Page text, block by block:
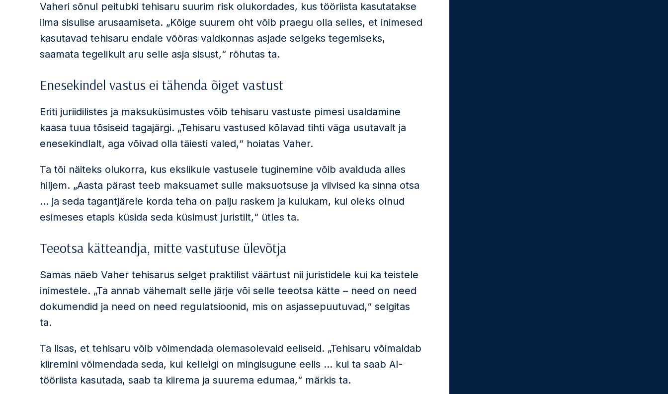
Vaheri sõnul peitubki tehisaru suurim risk olukordades, kus tööriista kasutatakse
ilma sisulise arusaamiseta. „Kõige suurem oht võib praegu olla selles, et inimesed
kasutavad tehisaru endale võõras valdkonnas asjade selgeks tegemiseks,
saamata tegelikult aru selle asja sisust,“ rõhutas ta.
Enesekindel vastus ei tähenda õiget vastust
Eriti juriidilistes ja maksuküsimustes võib tehisaru vastuste pimesi usaldamine
kaasa tuua tõsiseid tagajärgi. „Tehisaru vastused kõlavad tihti väga usutavalt ja
enesekindlalt, aga võivad olla täiesti valed,“ hoiatas Vaher.
Ta tõi näiteks olukorra, kus ekslikule vastusele tuginemine võib avalduda alles
hiljem. „Aasta pärast teeb maksuamet sulle maksuotsuse ja viivised ka sinna otsa
… ja seda tagantjärele korda teha on palju raskem ja kulukam, kui oleks olnud
esimeses etapis küsida seda küsimust juristilt,“ ütles ta.
Teeotsa kätteandja, mitte vastutuse ülevõtja
Samas näeb Vaher tehisarus selget praktilist väärtust nii juristidele kui ka teistele
inimestele. „Ta annab vähemalt selle järje või selle teeotsa kätte – need on need
dokumendid ja need on need regulatsioonid, mis on asjassepuutuvad,“ selgitas
ta.
Ta lisas, et tehisaru võib võimendada olemasolevaid eeliseid. „Tehisaru võimaldab
kiiremini võimendada seda, kui kellelgi on mingisugune eelis … kui ta saab AI-
tööriista kasutada, saab ta kiirema ja suurema edumaa,“ märkis ta.